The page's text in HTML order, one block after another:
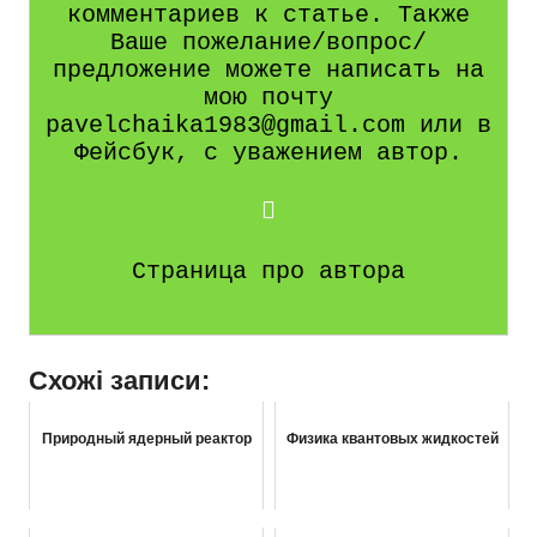
комментариев к статье. Также
Ваше пожелание/вопрос/
предложение можете написать на
мою почту
pavelchaika1983@gmail.com или в
Фейсбук, с уважением автор.
Страница про автора
Схожі записи:
Природный ядерный реактор Физика квантовых жидкостей